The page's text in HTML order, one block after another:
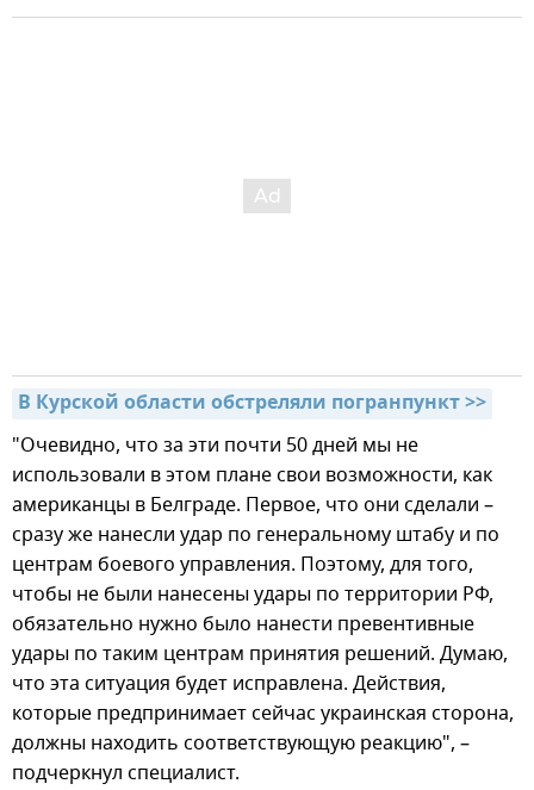
В Курской области обстреляли погранпункт >>
"Очевидно, что за эти почти 50 дней мы не
использовали в этом плане свои возможности, как
американцы в Белграде. Первое, что они сделали –
сразу же нанесли удар по генеральному штабу и по
центрам боевого управления. Поэтому, для того,
чтобы не были нанесены удары по территории РФ,
обязательно нужно было нанести превентивные
удары по таким центрам принятия решений. Думаю,
что эта ситуация будет исправлена. Действия,
которые предпринимает сейчас украинская сторона,
должны находить соответствующую реакцию", –
подчеркнул специалист.